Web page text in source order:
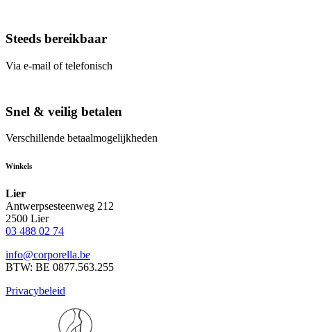
Steeds bereikbaar
Via e-mail of telefonisch
Snel & veilig betalen
Verschillende betaalmogelijkheden
Winkels
Lier
Antwerpsesteenweg 212
2500 Lier
03 488 02 74
info@corporella.be
BTW: BE 0877.563.255
Privacybeleid